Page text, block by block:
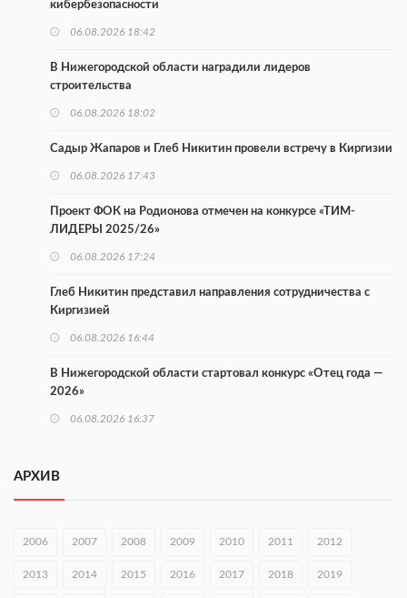
кибербезопасности
06.08.2026 18:42
В Нижегородской области наградили лидеров
строительства
06.08.2026 18:02
Садыр Жапаров и Глеб Никитин провели встречу в Киргизии
06.08.2026 17:43
Проект ФОК на Родионова отмечен на конкурсе «ТИМ-
ЛИДЕРЫ 2025/26»
06.08.2026 17:24
Глеб Никитин представил направления сотрудничества с
Киргизией
06.08.2026 16:44
В Нижегородской области стартовал конкурс «Отец года —
2026»
06.08.2026 16:37
раза
АРХИВ
2006 2007 2008 2009 2010 2011 2012
2013 2014 2015 2016 2017 2018 2019